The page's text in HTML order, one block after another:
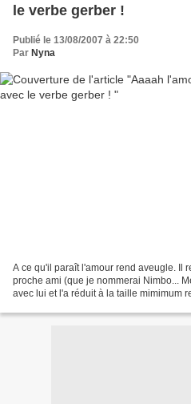
le verbe gerber !
Publié le 13/08/2007 à 22:50
Par Nyna
A ce qu'il paraît l'amour rend aveugle. Il
proche ami (que je nommerai Nimbo...
avec lui et l'a réduit à la taille mimimum